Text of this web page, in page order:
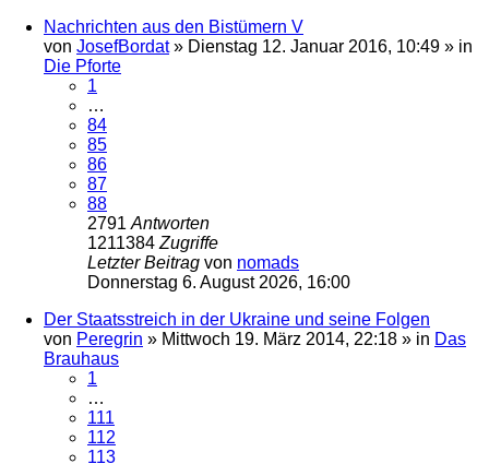
Nachrichten aus den Bistümern V
von JosefBordat» Dienstag 12. Januar 2016, 10:49 » in
Die Pforte
1
…
84
85
86
87
88
2791 Antworten
1211384 Zugriffe
Letzter Beitrag von nomads
Donnerstag 6. August 2026, 16:00
Der Staatsstreich in der Ukraine und seine Folgen
von Peregrin » Mittwoch 19. März 2014, 22:18 » in Das
Brauhaus
1
…
111
112
113